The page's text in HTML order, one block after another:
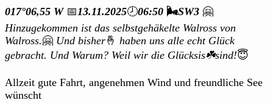
017°06,55 W📅 13.11.2025🕗06:50 🌬️SW3 🤗
Hinzugekommen ist das selbstgehäkelte Walross von
Walross.🤗 Und bisher🤞 haben uns alle echt Glück
gebracht. Und Warum? Weil wir die Glücksis☘️sind!😇
Allzeit gute Fahrt, angenehmen Wind und freundliche See
wünscht